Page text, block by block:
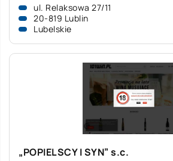
ul. Relaksowa 27/11
20-819 Lublin
Lubelskie
„POPIELSCY I SYN” s.c.